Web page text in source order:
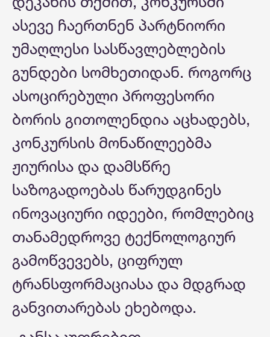
ასევე ჩაერთნენ პარტნიორი
უმაღლესი სასწავლებლების
გუნდები სომხეთიდან. როგორც
ასოცირებული პროფესორი
ბორის გითოლენდია აცხადებს,
კონკურსის მონაწილეებმა
ჟიურისა და დამსწრე
საზოგადოებას წარუდგინეს
ინოვაციური იდეები, რომლებიც
თანამედროვე ტექნოლოგიურ
გამოწვევებს, ციფრულ
ტრანსფორმაციასა და მდგრად
განვითარებას ეხებოდა.